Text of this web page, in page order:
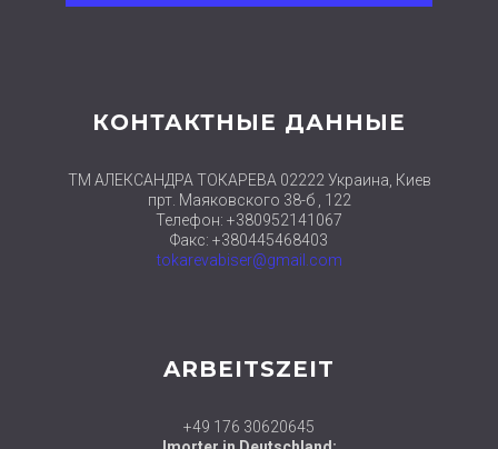
КОНТАКТНЫЕ ДАННЫЕ
ТМ АЛЕКСАНДРА ТОКАРЕВА 02222 Украина, Киев
прт. Маяковского 38-б , 122
Телефон: +380952141067
Факс: +380445468403
tokarevabiser@gmail.com
ARBEITSZEIT
+49 176 30620645